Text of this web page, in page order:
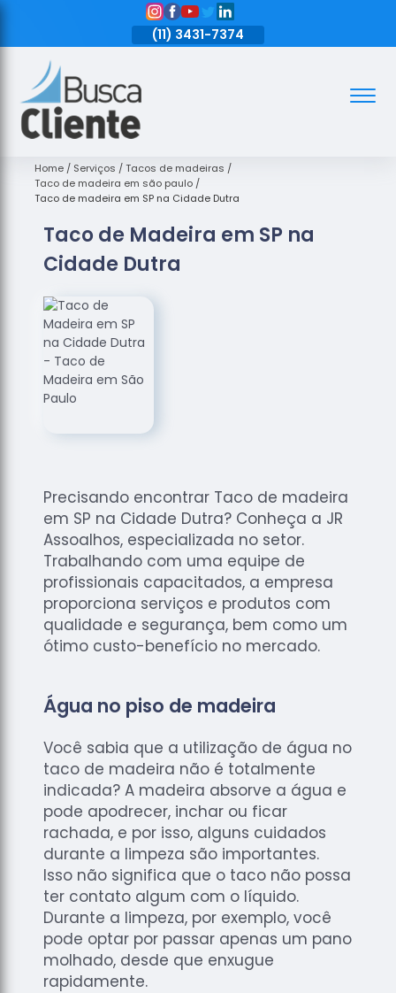
(11) 3431-7374
Assoalhos
de Madeira
Decks de
Empresas
de
de Madeira
Loja de
Assoalhos
Raspagem
de
Raspagem
de Tacos
de
Madeiras
Raspagens
de Pisos
Tacos de
Madeiras
Home Serviços
Tacos de madeiras
Taco de madeira em são paulo
Taco de madeira em SP na Cidade Dutra
Taco de Madeira em SP na
Cidade Dutra
Precisando encontrar Taco de madeira
em SP na Cidade Dutra? Conheça a JR
Assoalhos, especializada no setor.
Trabalhando com uma equipe de
profissionais capacitados, a empresa
proporciona serviços e produtos com
qualidade e segurança, bem como um
ótimo custo-benefício no mercado.
Água no piso de madeira
Você sabia que a utilização de água no
taco de madeira não é totalmente
indicada? A madeira absorve a água e
pode apodrecer, inchar ou ficar
rachada, e por isso, alguns cuidados
durante a limpeza são importantes.
Isso não significa que o taco não possa
ter contato algum com o líquido.
Durante a limpeza, por exemplo, você
pode optar por passar apenas um pano
molhado, desde que enxugue
rapidamente.